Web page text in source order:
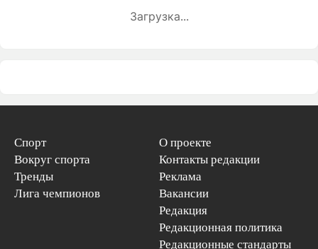
Загрузка...
Спорт
Вокруг спорта
Тренды
Лига чемпионов
О проекте
Контакты редакции
Реклама
Вакансии
Редакция
Редакционная политика
Редакционные стандарты